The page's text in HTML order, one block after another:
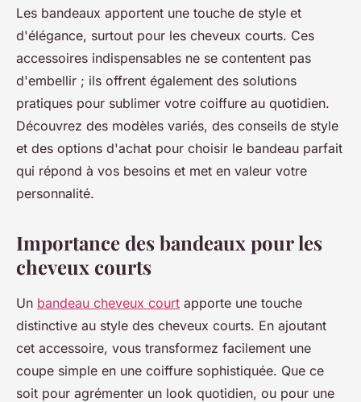
Les bandeaux incontournables
pour sublimer vos cheveux
courts
raymonde• 5 février 2025• 5 min de lecture
Les bandeaux apportent une touche de style et
d'élégance, surtout pour les cheveux courts. Ces
accessoires indispensables ne se contentent pas
d'embellir ; ils offrent également des solutions
pratiques pour sublimer votre coiffure au quotidien.
Découvrez des modèles variés, des conseils de style
et des options d'achat pour choisir le bandeau parfait
qui répond à vos besoins et met en valeur votre
personnalité.
Importance des bandeaux pour les
cheveux courts
Un bandeau cheveux court apporte une touche
distinctive au style des cheveux courts. En ajoutant
cet accessoire, vous transformez facilement une
coupe simple en une coiffure sophistiquée. Que ce
soit pour agrémenter un look quotidien, ou pour une